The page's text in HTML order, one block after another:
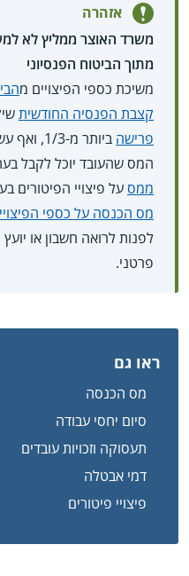
אזהרה
משרד האוצר ממליץ לא
מתוך הביטוח הפנסיוני
משיכת כספי הפיצויים מ
קצבת הפנסיה החודשית
פרישה
ביותר מ-
המס שהעובד יוכל לקבל
ממסעל פיצויי הפיטורים
מס הכנסה על כספי
לפנות לרואה חשבון או
פרטני.
ראו גם
מס הכנסה
סיום יחסי עבודה
תעסוקה וזכויות עובדים
דמי אבטלה
פיצויי פיטורים